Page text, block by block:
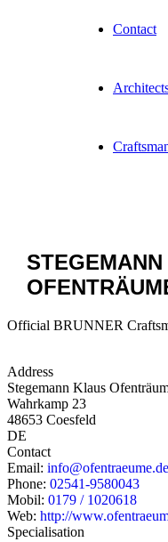
Contact
Official BRUNNER
Address
Stegemann Klaus
Wahrkamp 23
48653 Coesfeld
DE
Contact
Email: info@ofentraeume.de
Phone: 02541-9580043
Mobil: 0179 / 1020618
Web: http://
Specialisation